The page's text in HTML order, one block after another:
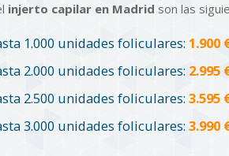
injerto capilar en Madrid son las
1.000 unidades foliculares: 1.900
2.000 unidades foliculares: 2.995
2.500 unidades foliculares: 3.595
3.000 unidades foliculares: 3.990